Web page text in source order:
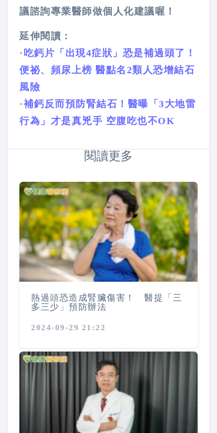
議諮詢專業醫師做個人化建議喔！
延伸閱讀：
· 吃鈣片「出現4症狀」恐是補過頭了！
便祕、頻尿上榜 醫點名2類人恐增結石
風險
·補鈣反而預防腎結石！醫曝「3大地雷
行為」才是真兇手 空腹吃也不OK
閱讀更多
熱過頭恐造成腎臟傷害！ 醫提「三
多三少」預防辦法
2024-09-29 21:22